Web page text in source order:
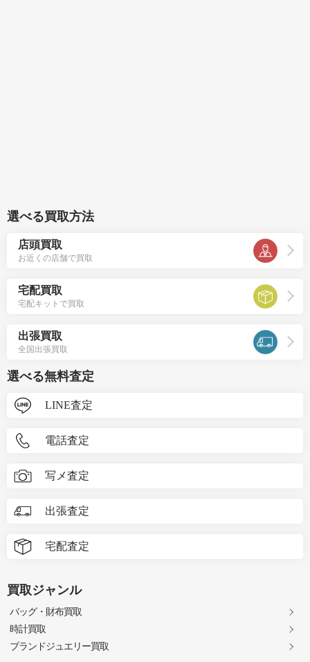
選べる買取方法
店頭買取
お近くの店舗で買取
宅配買取
宅配キットで買取
出張買取
全国出張買取
選べる無料査定
LINE査定
電話査定
写メ査定
出張査定
宅配査定
買取ジャンル
バッグ・財布買取
時計買取
ブランドジュエリー買取